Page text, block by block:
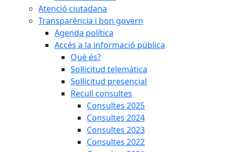
Atenció ciutadana
Transparència i bon govern
Agenda política
Accés a la informació pública
Què és?
Sol·licitud telemàtica
Sol·licitud presencial
Recull consultes
Consultes 2025
Consultes 2024
Consultes 2023
Consultes 2022